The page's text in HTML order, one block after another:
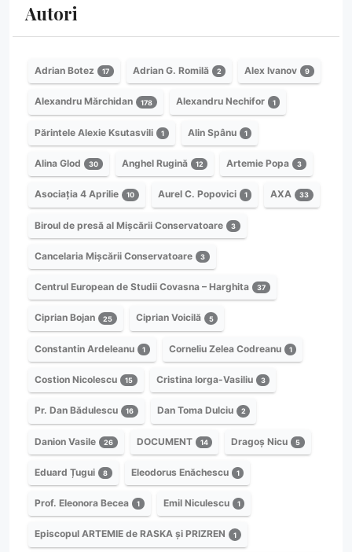
Autori
Adrian Botez 17 Adrian G. Romilă 2 Alex Ivanov 9
Alexandru Mărchidan 178 Alexandru Nechifor 1
Părintele Alexie Ksutasvili 1 Alin Spânu 1
Alina Glod 30 Anghel Rugină 12 Artemie Popa 3
Asociația 4 Aprilie 10 Aurel C. Popovici 1 AXA 33
Biroul de presă al Mișcării Conservatoare 3
Cancelaria Mișcării Conservatoare 3
Centrul European de Studii Covasna – Harghita 37
Ciprian Bojan 25 Ciprian Voicilă 5
Constantin Ardeleanu 1 Corneliu Zelea Codreanu 1
Costion Nicolescu 15 Cristina Iorga-Vasiliu 3
Pr. Dan Bădulescu 16 Dan Toma Dulciu 2
Danion Vasile 26 DOCUMENT 14 Dragoș Nicu 5
Eduard Țugui 8 Eleodorus Enăchescu 1
Prof. Eleonora Becea 1 Emil Niculescu 1
Episcopul ARTEMIE de RASKA și PRIZREN 1